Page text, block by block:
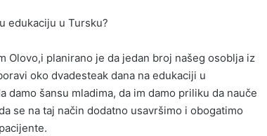
edukaciju u Tursku?
Olovo,i planirano je da jedan broj našeg osoblja iz
oko dvadesteak dana na edukaciji u
šansu mladima, da im damo priliku da nauče
se na taj način dodatno usavršimo i obogatimo